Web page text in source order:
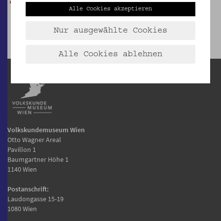
Volkskundemuseum Wien
Otto Wagner Areal
Pavillon 1
Baumgartner Höhe 1
1140 Wien
Postanschrift:
Laudongasse 15-19
1080 Wien
Alle Cookies akzeptieren
Nur ausgewählte Cookies
Alle Cookies ablehnen